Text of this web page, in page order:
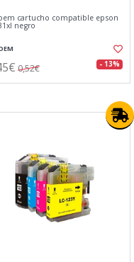
cartucho compatible epson
negro
0,52€ - 13%